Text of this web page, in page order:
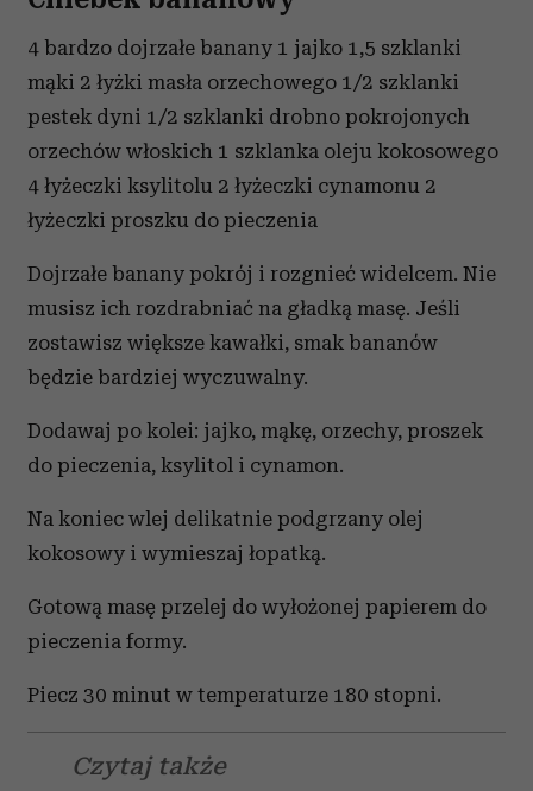
4 bardzo dojrzałe banany 1 jajko 1,5 szklanki
mąki 2 łyżki masła orzechowego 1/2 szklanki
pestek dyni 1/2 szklanki drobno pokrojonych
orzechów włoskich 1 szklanka oleju kokosowego
4 łyżeczki ksylitolu 2 łyżeczki cynamonu 2
łyżeczki proszku do pieczenia
Dojrzałe banany pokrój i rozgnieć widelcem. Nie
musisz ich rozdrabniać na gładką masę. Jeśli
zostawisz większe kawałki, smak bananów
będzie bardziej wyczuwalny.
Dodawaj po kolei: jajko, mąkę, orzechy, proszek
do pieczenia, ksylitol i cynamon.
Na koniec wlej delikatnie podgrzany olej
kokosowy i wymieszaj łopatką.
Gotową masę przelej do wyłożonej papierem do
pieczenia formy.
Piecz 30 minut w temperaturze 180 stopni.
Czytaj także